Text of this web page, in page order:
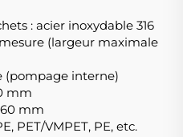
: acier inoxydable 316
(largeur maximale
(pompage interne)
mm
mm
PET/VMPET, PE, etc.